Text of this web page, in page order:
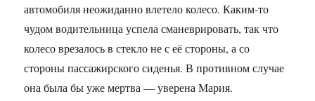
автомобиля неожиданно влетело колесо. Каким-то
чудом водительница успела сманеврировать, так что
колесо врезалось в стекло не с её стороны, а со
стороны пассажирского сиденья. В противном случае
она была бы уже мертва — уверена Мария.